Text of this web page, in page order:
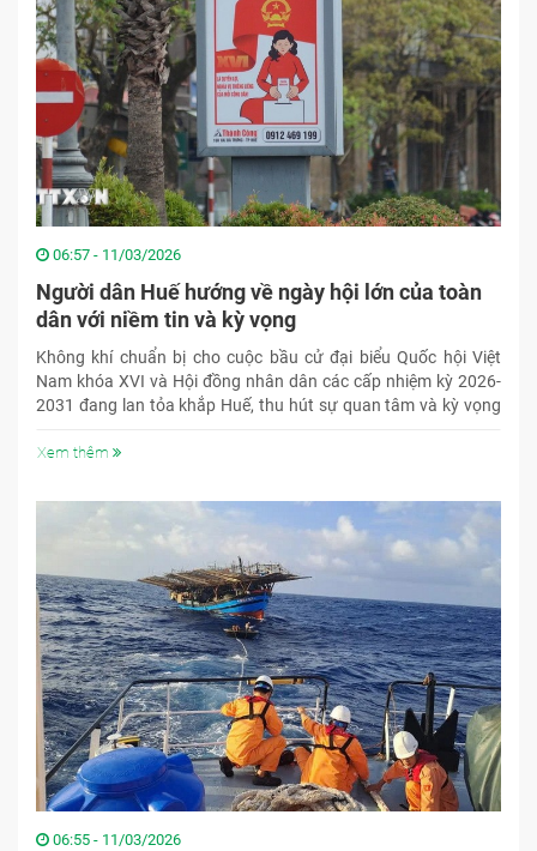
06:57 - 11/03/2026
Người dân Huế hướng về ngày hội lớn của toàn
dân với niềm tin và kỳ vọng
Không khí chuẩn bị cho cuộc bầu cử đại biểu Quốc hội Việt
Nam khóa XVI và Hội đồng nhân dân các cấp nhiệm kỳ 2026-
2031 đang lan tỏa khắp Huế, thu hút sự quan tâm và kỳ vọng
Xem thêm
06:55 - 11/03/2026